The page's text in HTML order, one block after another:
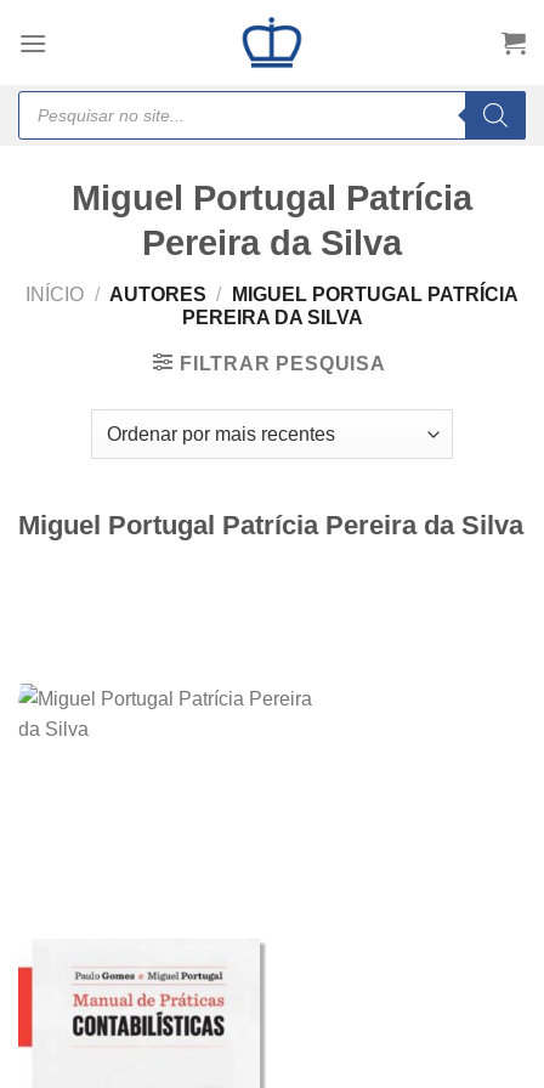
Products
search
Miguel Portugal Patrícia
Pereira da Silva
INÍCIO / AUTORES /
MIGUEL PORTUGAL PATRÍCIA
PEREIRA DA SILVA
FILTRAR PESQUISA
Miguel Portugal Patrícia Pereira da Silva